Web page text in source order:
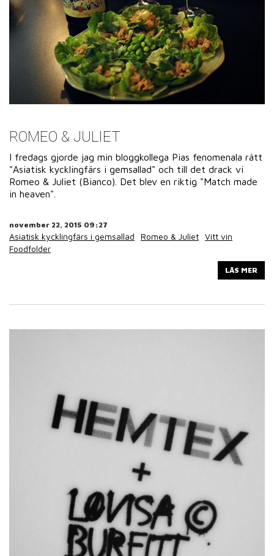
ROMEO & JULIET
I fredags gjorde jag min bloggkollega Pias fenomenala rätt
"Asiatisk kycklingfärs i gemsallad" och till det drack vi
Romeo & Juliet (Bianco). Det blev en riktig "Match made
in heaven".
november 22, 2015 09:27
Asiatisk kycklingfärs i gemsallad Romeo & Juliet Vitt vin
Foodfolder
LÄS MER